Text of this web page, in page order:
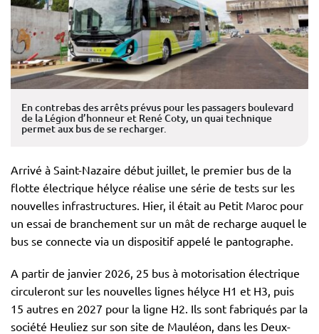
En contrebas des arrêts prévus pour les passagers boulevard
de la Légion d’honneur et René Coty, un quai technique
permet aux bus de se recharger.
Arrivé à Saint-Nazaire début juillet, le premier bus de la
flotte électrique hélyce réalise une série de tests sur les
nouvelles infrastructures. Hier, il était au Petit Maroc pour
un essai de branchement sur un mât de recharge auquel le
bus se connecte via un dispositif appelé le pantographe.
A partir de janvier 2026, 25 bus à motorisation électrique
circuleront sur les nouvelles lignes hélyce H1 et H3, puis
15 autres en 2027 pour la ligne H2. Ils sont fabriqués par la
société Heuliez sur son site de Mauléon, dans les Deux-